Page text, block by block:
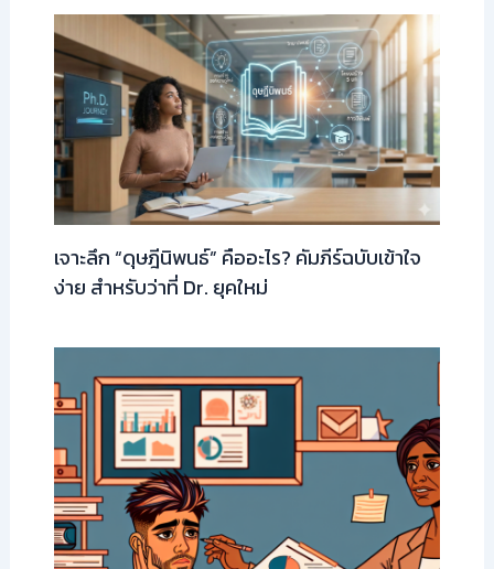
เจาะลึก “ดุษฎีนิพนธ์” คืออะไร? คัมภีร์ฉบับเข้าใจ
ง่าย สำหรับว่าที่ Dr. ยุคใหม่